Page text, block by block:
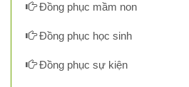
Đồng phục mầm non
Đồng phục học sinh
Đồng phục sự kiện